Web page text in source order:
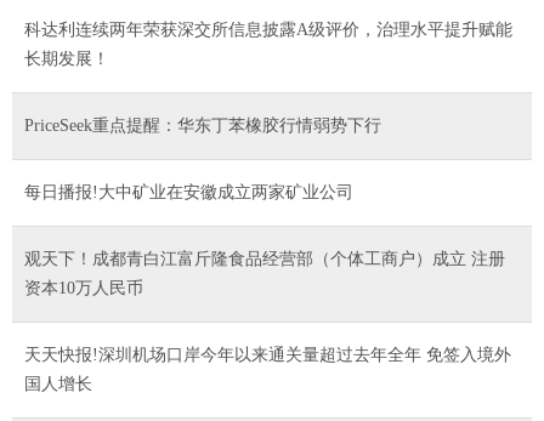
科达利连续两年荣获深交所信息披露A级评价，治理水平提升赋能
长期发展！
PriceSeek重点提醒：华东丁苯橡胶行情弱势下行
每日播报!大中矿业在安徽成立两家矿业公司
观天下！成都青白江富斤隆食品经营部（个体工商户）成立 注册
资本10万人民币
天天快报!深圳机场口岸今年以来通关量超过去年全年 免签入境外
国人增长